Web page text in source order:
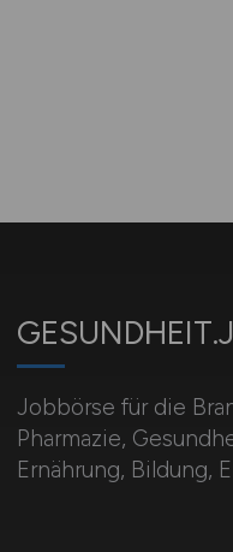
Jobbörse für die
Pharmazie,
Ernährung, Bildung,